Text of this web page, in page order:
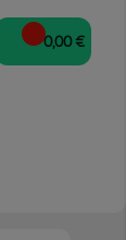
0,00 €